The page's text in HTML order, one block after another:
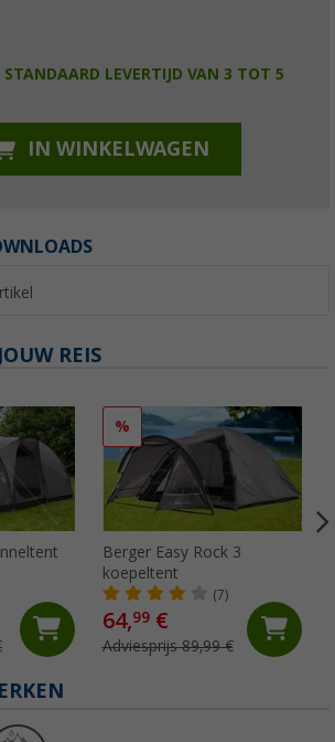
STANDAARD LEVERTIJD VAN 3 TOT 5
IN WINKELWAGEN
REIS
%
Berger Easy Rock 3
koepeltent
(7)
64,99€
Adviesprijs 89,99 €